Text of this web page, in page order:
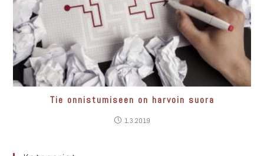
Tie onnistumiseen on harvoin suora
1.3.2019